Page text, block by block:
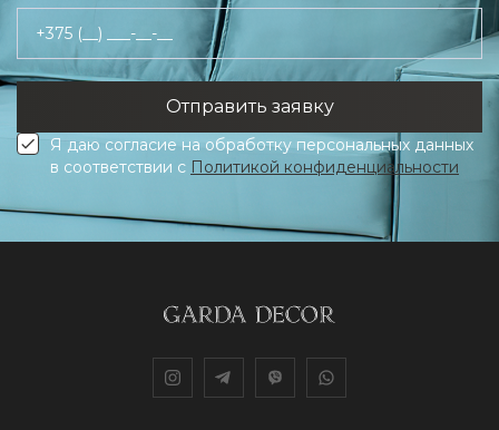
+375 (__) ___-__-__
Я даю согласие на обработку персональных данных
в соответствии с Политикой конфиденциальности